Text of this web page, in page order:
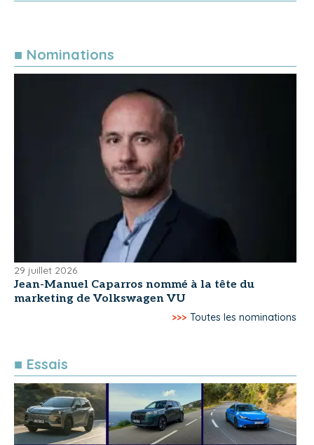
■ Nominations
29 juillet 2026
Jean-Manuel Caparros nommé à la tête du
marketing de Volkswagen VU
>>> Toutes les nominations
■ Essais